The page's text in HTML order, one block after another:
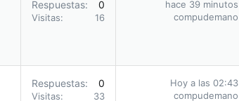
Respuestas 0
Visitas 16
hace 39 minutos
compudemano
Respuestas 0
Visitas 33
Hoy a las 02:43
compudemano